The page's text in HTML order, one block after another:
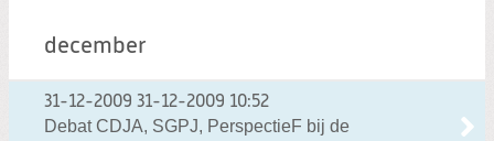
december
31-12-2009 31-12-2009 10:52
Debat CDJA, SGPJ, PerspectieF bij de